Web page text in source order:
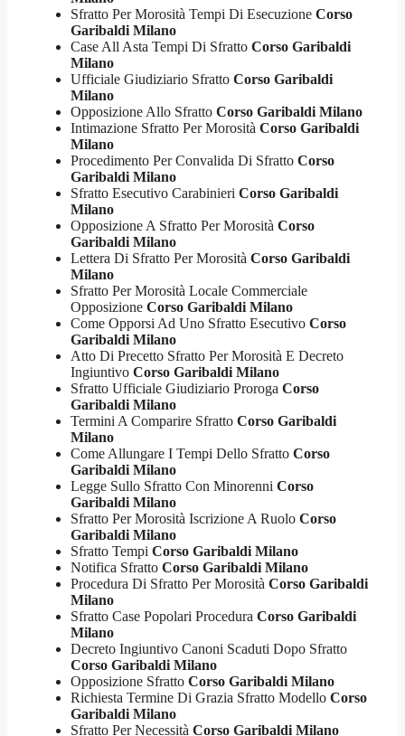
Sfratto Per Morosità Tempi Di Esecuzione Corso
Garibaldi Milano
Case All Asta Tempi Di Sfratto Corso Garibaldi
Milano
Ufficiale Giudiziario Sfratto Corso Garibaldi
Milano
Opposizione Allo Sfratto Corso Garibaldi Milano
Intimazione Sfratto Per Morosità Corso Garibaldi
Milano
Procedimento Per Convalida Di Sfratto Corso
Garibaldi Milano
Sfratto Esecutivo Carabinieri Corso Garibaldi
Milano
Opposizione A Sfratto Per Morosità Corso
Garibaldi Milano
Lettera Di Sfratto Per Morosità Corso Garibaldi
Milano
Sfratto Per Morosità Locale Commerciale
Opposizione Corso Garibaldi Milano
Come Opporsi Ad Uno Sfratto Esecutivo Corso
Garibaldi Milano
Atto Di Precetto Sfratto Per Morosità E Decreto
Ingiuntivo Corso Garibaldi Milano
Sfratto Ufficiale Giudiziario Proroga Corso
Garibaldi Milano
Termini A Comparire Sfratto Corso Garibaldi
Milano
Come Allungare I Tempi Dello Sfratto Corso
Garibaldi Milano
Legge Sullo Sfratto Con Minorenni Corso
Garibaldi Milano
Sfratto Per Morosità Iscrizione A Ruolo Corso
Garibaldi Milano
Sfratto Tempi Corso Garibaldi Milano
Notifica Sfratto Corso Garibaldi Milano
Procedura Di Sfratto Per Morosità Corso Garibaldi
Milano
Sfratto Case Popolari Procedura Corso Garibaldi
Milano
Decreto Ingiuntivo Canoni Scaduti Dopo Sfratto
Corso Garibaldi Milano
Opposizione Sfratto Corso Garibaldi Milano
Richiesta Termine Di Grazia Sfratto Modello Corso
Garibaldi Milano
Sfratto Per Necessità Corso Garibaldi Milano